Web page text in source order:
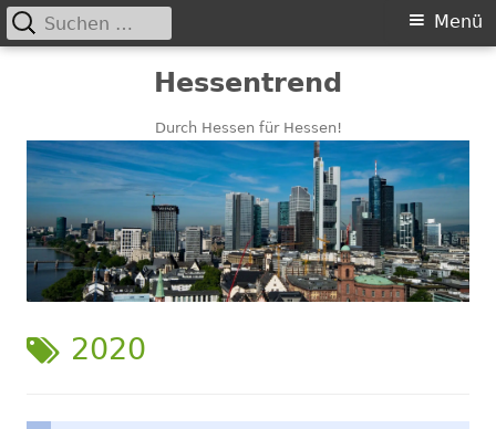
Hessentrend
Durch Hessen für Hessen!
Primäres
Menü
Suchen
nach:
SCHLAGWORT:
2020